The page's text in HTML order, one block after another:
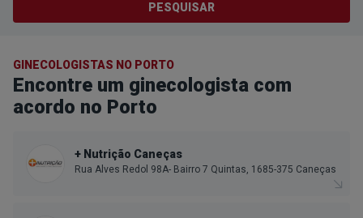
PESQUISAR
GINECOLOGISTAS NO PORTO
Encontre um ginecologista com
acordo no Porto
+ Nutrição Caneças
Rua Alves Redol 98A- Bairro 7 Quintas, 1685-375 Caneças